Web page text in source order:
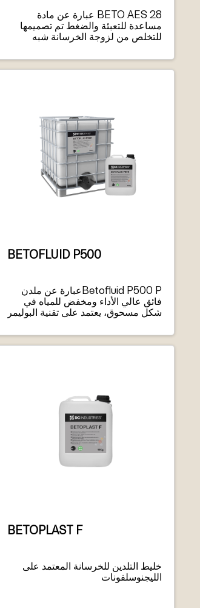
BETO AES 28 عبارة عن مادة
مساعدة للتعبئة والضغط تم تصميمها
للتخلص من لزوجة الخرسانة شبه
الأسمنت.
تؤدي الخرسانة الحبيبية الناتجة إلى ملء
BETOFLUID P500
Betofluid P500 Pعبارة عن ملدن
فائق عالي الأداء ومخفض للمياه في
شكل مسحوق، يعتمد على تقنية البوليمر
BETOPLAST F
خليط التلدين للخرسانة المعتمد على
الليجنوسلفونات